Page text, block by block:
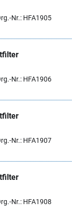
Nr.: HFA1905
Nr.: HFA1906
Nr.: HFA1907
Nr.: HFA1908